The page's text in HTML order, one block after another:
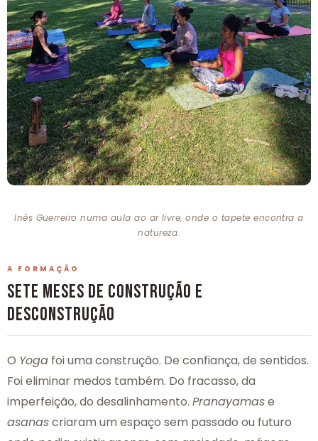
Inês Guerreiro numa aula ao ar livre, onde o tapete encontra a
natureza.
A FORMAÇÃO
SETE MESES DE CONSTRUÇÃO E
DESCONSTRUÇÃO
O Yoga foi uma construção. De confiança, de sentidos.
Foi eliminar medos também. Do fracasso, da
imperfeição, do desalinhamento. Pranayamase
asanascriaram um espaço sem passado ou futuro